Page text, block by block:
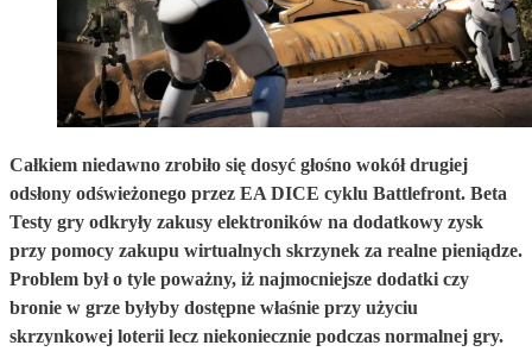
Całkiem niedawno zrobiło się dosyć głośno wokół drugiej
odsłony odświeżonego przez EA DICE cyklu Battlefront. Beta
Testy gry odkryły zakusy elektroników na dodatkowy zysk
przy pomocy zakupu wirtualnych skrzynek za realne pieniądze.
Problem był o tyle poważny, iż najmocniejsze dodatki czy
bronie w grze byłyby dostępne właśnie przy użyciu
skrzynkowej loterii lecz niekoniecznie podczas normalnej gry.